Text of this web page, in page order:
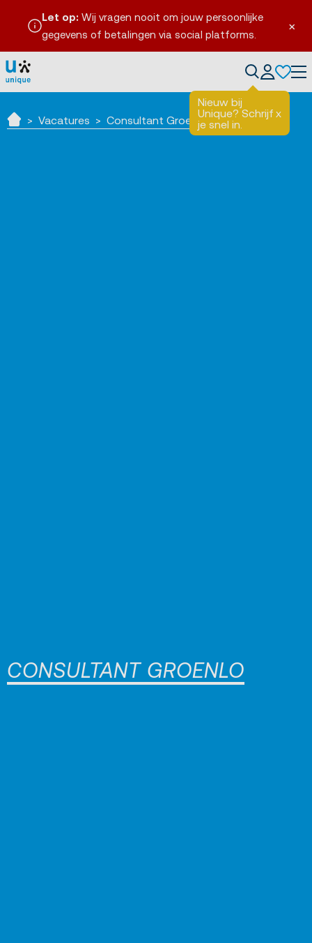
×
Let op: Wij vragen nooit om jouw persoonlijke
gegevens of betalingen via social platforms.
Nieuw bij
Unique? Schrijf
je snel in.
x
Vacatures Consultant Groenlo
CONSULTANT GROENLO